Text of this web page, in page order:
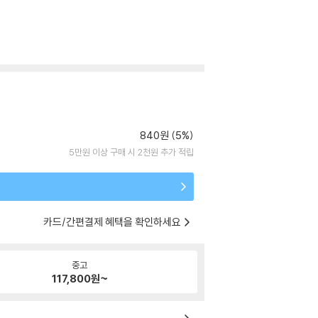
840원 (5%)
5만원 이상 구매 시 2천원 추가 적립
카드/간편결제 혜택을 확인하세요
중고
117,800원~